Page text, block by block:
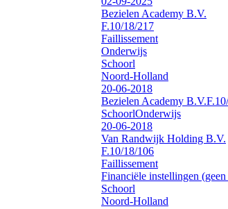
Bezielen Academy B.V.
F.10/18/217
Faillissement
Onderwijs
Schoorl
Noord-Holland
20-06-2018
Bezielen Academy B.V.
SchoorlOnderwijs
20-06-2018
Van Randwijk Holding B.V.
F.10/18/106
Faillissement
Financiële instellingen
Schoorl
Noord-Holland